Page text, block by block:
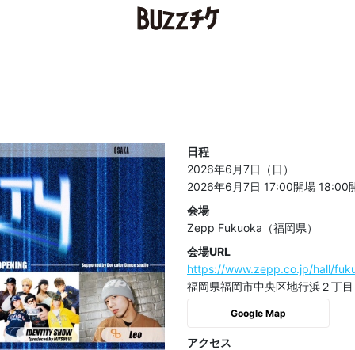
日程
2026年6月7日（日）
2026年6月7日 17:00開場 18:00
会場
Zepp Fukuoka（福岡県）
会場URL
https://www.zepp.co.jp/hall/
福岡県福岡市中央区地行浜２丁目
Google Map
アクセス